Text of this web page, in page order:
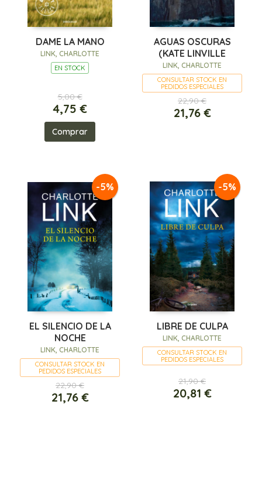
DAME LA MANO
LINK, CHARLOTTE
EN STOCK
5,00 €
4,75 €
Comprar
AGUAS OSCURAS
(KATE LINVILLE
LINK, CHARLOTTE
CONSULTAR STOCK EN
PEDIDOS ESPECIALES
22,90 €
21,76 €
-5%
EL SILENCIO DE LA
NOCHE
LINK, CHARLOTTE
CONSULTAR STOCK EN
PEDIDOS ESPECIALES
22,90 €
21,76 €
-5%
LIBRE DE CULPA
LINK, CHARLOTTE
CONSULTAR STOCK EN
PEDIDOS ESPECIALES
21,90 €
20,81 €